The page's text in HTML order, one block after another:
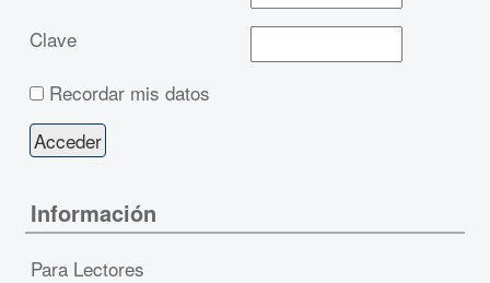
Clave
Recordar mis datos
Información
Para Lectores